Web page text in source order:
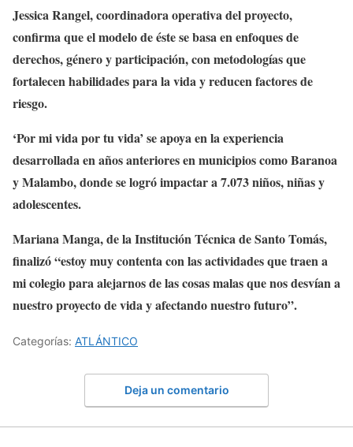
Jessica Rangel, coordinadora operativa del proyecto,
confirma que el modelo de éste se basa en enfoques de
derechos, género y participación, con metodologías que
fortalecen habilidades para la vida y reducen factores de
riesgo.
‘Por mi vida por tu vida’ se apoya en la experiencia
desarrollada en años anteriores en municipios como Baranoa
y Malambo, donde se logró impactar a 7.073 niños, niñas y
adolescentes.
Mariana Manga, de la Institución Técnica de Santo Tomás,
finalizó “estoy muy contenta con las actividades que traen a
mi colegio para alejarnos de las cosas malas que nos desvían a
nuestro proyecto de vida y afectando nuestro futuro”.
Categorías: ATLÁNTICO
Deja un comentario